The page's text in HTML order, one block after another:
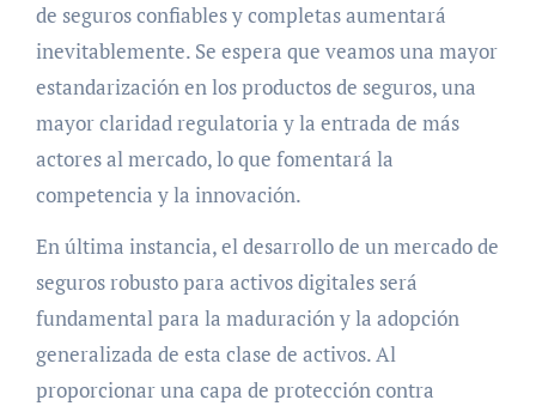
de seguros confiables y completas aumentará
inevitablemente. Se espera que veamos una mayor
estandarización en los productos de seguros, una
mayor claridad regulatoria y la entrada de más
actores al mercado, lo que fomentará la
competencia y la innovación.
En última instancia, el desarrollo de un mercado de
seguros robusto para activos digitales será
fundamental para la maduración y la adopción
generalizada de esta clase de activos. Al
proporcionar una capa de protección contra